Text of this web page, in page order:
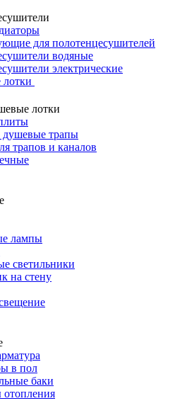
для полотенцесушителей
водяные
электрические
лотки
трапы
трапов и каналов
лампы
светильники
на стену
в пол
баки
отопления